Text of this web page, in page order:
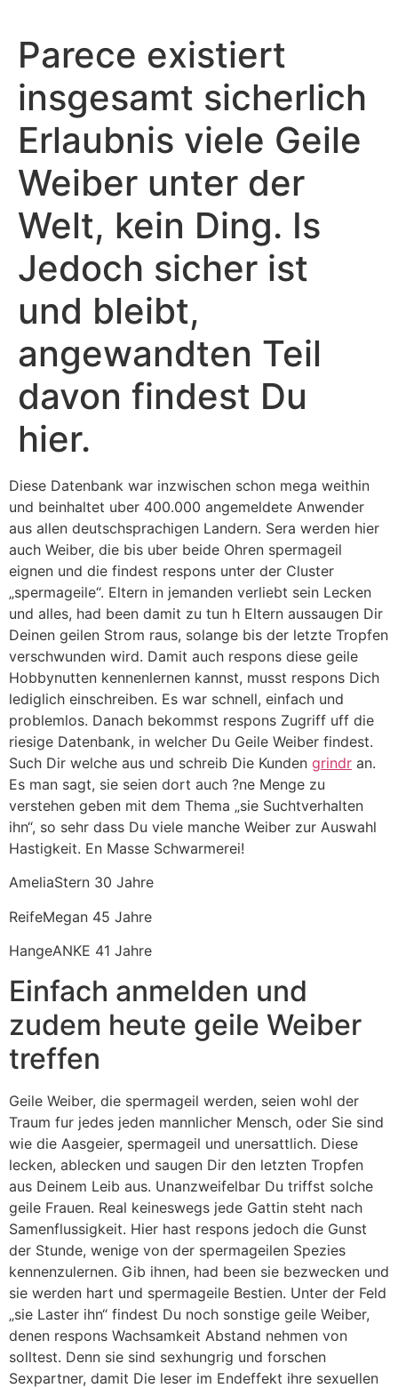
Parece existiert
insgesamt sicherlich
Erlaubnis viele Geile
Weiber unter der
Welt, kein Ding. Is
Jedoch sicher ist
und bleibt,
angewandten Teil
davon findest Du
hier.
Diese Datenbank war inzwischen schon mega weithin
und beinhaltet uber 400.000 angemeldete Anwender
aus allen deutschsprachigen Landern. Sera werden hier
auch Weiber, die bis uber beide Ohren spermageil
eignen und die findest respons unter der Cluster
„spermageile“. Eltern in jemanden verliebt sein Lecken
und alles, had been damit zu tun h Eltern aussaugen Dir
Deinen geilen Strom raus, solange bis der letzte Tropfen
verschwunden wird. Damit auch respons diese geile
Hobbynutten kennenlernen kannst, musst respons Dich
lediglich einschreiben. Es war schnell, einfach und
problemlos. Danach bekommst respons Zugriff uff die
riesige Datenbank, in welcher Du Geile Weiber findest.
Such Dir welche aus und schreib Die Kunden grindr an.
Es man sagt, sie seien dort auch ?ne Menge zu
verstehen geben mit dem Thema „sie Suchtverhalten
ihn“, so sehr dass Du viele manche Weiber zur Auswahl
Hastigkeit. En Masse Schwarmerei!
AmeliaStern 30 Jahre
ReifeMegan 45 Jahre
HangeANKE 41 Jahre
Einfach anmelden und
zudem heute geile Weiber
treffen
Geile Weiber, die spermageil werden, seien wohl der
Traum fur jedes jeden mannlicher Mensch, oder Sie sind
wie die Aasgeier, spermageil und unersattlich. Diese
lecken, ablecken und saugen Dir den letzten Tropfen
aus Deinem Leib aus. Unanzweifelbar Du triffst solche
geile Frauen. Real keineswegs jede Gattin steht nach
Samenflussigkeit. Hier hast respons jedoch die Gunst
der Stunde, wenige von der spermageilen Spezies
kennenzulernen. Gib ihnen, had been sie bezwecken und
sie werden hart und spermageile Bestien. Unter der Feld
„sie Laster ihn“ findest Du noch sonstige geile Weiber,
denen respons Wachsamkeit Abstand nehmen von
solltest. Denn sie sind sexhungrig und forschen
Sexpartner, damit Die leser im Endeffekt ihre sexuellen